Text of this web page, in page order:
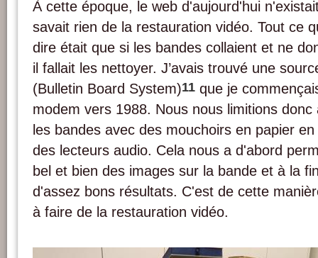
À cette époque, le web d'aujourd'hui
savait rien de la restauration vidéo. Tout ce
dire était que si les bandes collaient et ne
il fallait les nettoyer. J’avais trouvé une
(Bulletin Board System)11 que je
modem vers 1988. Nous nous limitions
les bandes avec des mouchoirs en papier
des lecteurs audio. Cela nous a d'abord
bel et bien des images sur la bande et à la
d'assez bons résultats. C'est de cette
à faire de la restauration vidéo.